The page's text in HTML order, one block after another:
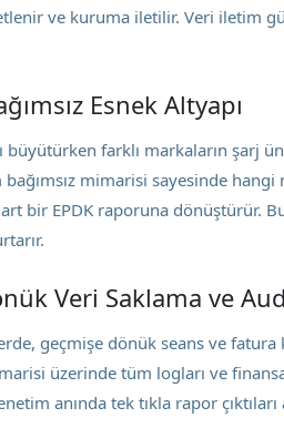
ve kuruma iletilir. Veri iletim
Esnek Altyapı
büyütürken farklı markaların şarj
bağımsız mimarisi sayesinde
bir EPDK raporuna dönüştürür.
Veri Saklama ve
geçmişe dönük seans ve fatura
üzerinde tüm logları ve
anında tek tıkla rapor çıktıları